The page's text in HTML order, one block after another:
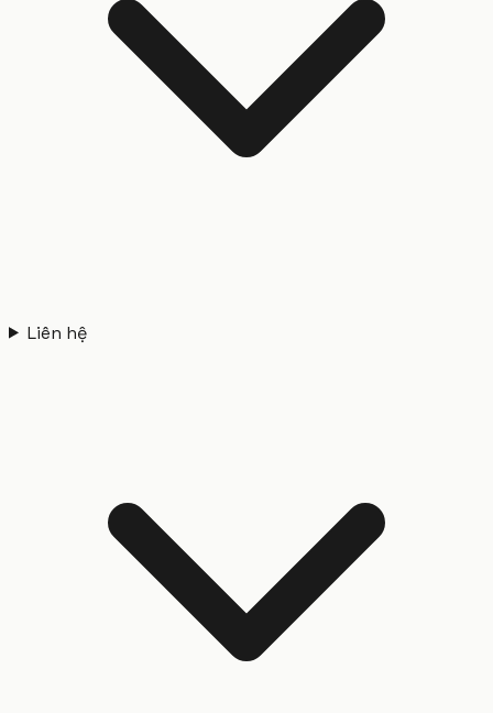
Liên hệ